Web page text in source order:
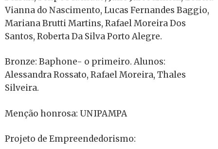
Vianna do Nascimento, Lucas Fernandes Baggio,
Mariana Brutti Martins, Rafael Moreira Dos
Santos, Roberta Da Silva Porto Alegre.
Bronze: Baphone- o primeiro. Alunos:
Alessandra Rossato, Rafael Moreira, Thales
Silveira.
Menção honrosa: UNIPAMPA
Projeto de Empreendedorismo: